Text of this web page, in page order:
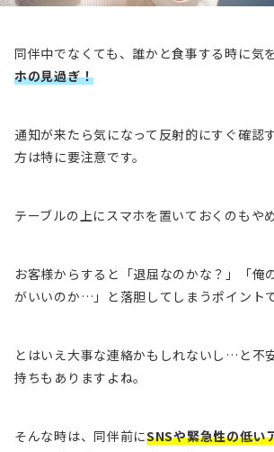
同伴中でなくても、誰かと食事する時に気
ホの見過ぎ！
通知が来たら気になって反射的にすぐ確認
方は特に要注意です。
テーブルの上にスマホを置いておくのもや
お客様からすると「退屈なのかな？」「俺
がいいのか…」と落胆してしまうポイント
とはいえ大事な連絡かもしれないし…と不
持ちもありますよね。
そんな時は、同伴前にSNSや緊急性の低い